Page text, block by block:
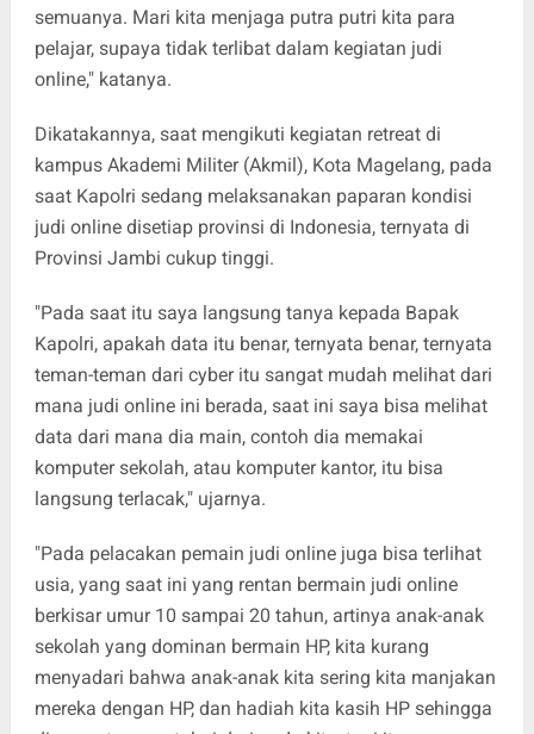
semuanya. Mari kita menjaga putra putri kita para
pelajar, supaya tidak terlibat dalam kegiatan judi
online," katanya.
Dikatakannya, saat mengikuti kegiatan retreat di
kampus Akademi Militer (Akmil), Kota Magelang, pada
saat Kapolri sedang melaksanakan paparan kondisi
judi online disetiap provinsi di Indonesia, ternyata di
Provinsi Jambi cukup tinggi.
"Pada saat itu saya langsung tanya kepada Bapak
Kapolri, apakah data itu benar, ternyata benar, ternyata
teman-teman dari cyber itu sangat mudah melihat dari
mana judi online ini berada, saat ini saya bisa melihat
data dari mana dia main, contoh dia memakai
komputer sekolah, atau komputer kantor, itu bisa
langsung terlacak," ujarnya.
"Pada pelacakan pemain judi online juga bisa terlihat
usia, yang saat ini yang rentan bermain judi online
berkisar umur 10 sampai 20 tahun, artinya anak-anak
sekolah yang dominan bermain HP, kita kurang
menyadari bahwa anak-anak kita sering kita manjakan
mereka dengan HP, dan hadiah kita kasih HP sehingga